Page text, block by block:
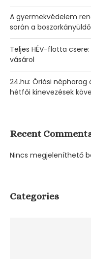
A gyermekvédelem
során a
Teljes HÉV-flotta
vásárol
24.hu: Óriási
hétfői kinevezések
Recent
Nincs megjeleníthető
Categories